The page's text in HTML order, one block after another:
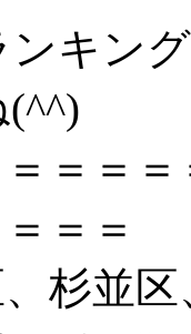
ンキン
＝＝
＝＝
杉並